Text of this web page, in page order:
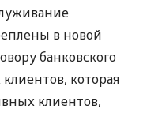
в новой
банковского
которая
клиентов,